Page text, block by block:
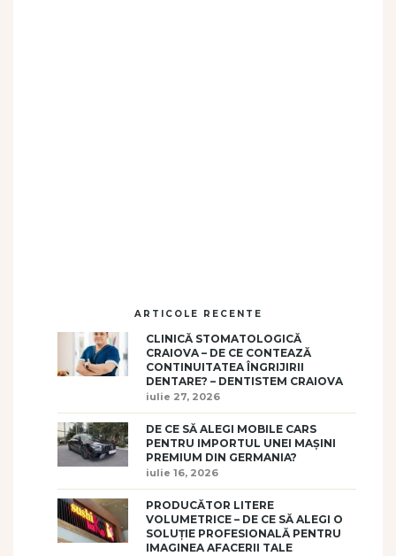
ARTICOLE RECENTE
CLINICĂ STOMATOLOGICĂ
CRAIOVA – DE CE CONTEAZĂ
CONTINUITATEA ÎNGRIJIRII
DENTARE? – DENTISTEM CRAIOVA
iulie 27, 2026
DE CE SĂ ALEGI MOBILE CARS
PENTRU IMPORTUL UNEI MAȘINI
PREMIUM DIN GERMANIA?
iulie 16, 2026
PRODUCĂTOR LITERE
VOLUMETRICE – DE CE SĂ ALEGI O
SOLUȚIE PROFESIONALĂ PENTRU
IMAGINEA AFACERII TALE